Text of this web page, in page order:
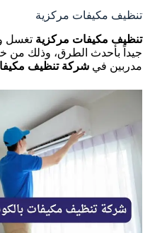
تنظيف مكيفات مركزية
تنظيف مكيفات مركزية تغسل
جيداً بأحدث الطرق، وذلك من
مدربين في شركة تنظيف